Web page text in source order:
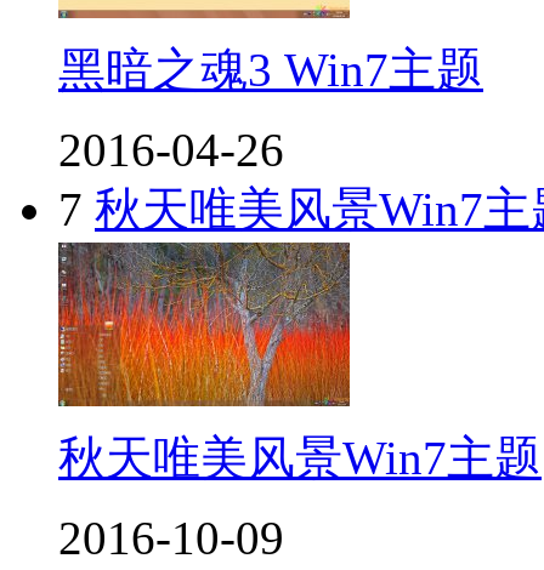
黑暗之魂3 Win7主题
2016-04-26
7 秋天唯美风景Win7主
秋天唯美风景Win7主题
2016-10-09